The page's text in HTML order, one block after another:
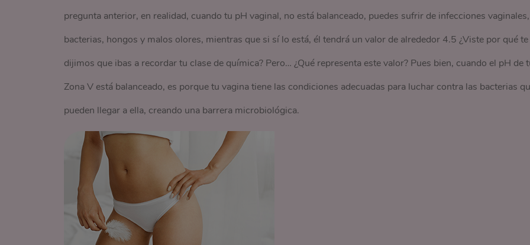
pregunta anterior, en realidad, cuando tu pH vaginal, no está balanceado, puedes sufrir de infecciones vaginales,
bacterias, hongos y malos olores, mientras que si sí lo está, él tendrá un valor de alrededor 4.5 ¿Viste por qué te
dijimos que ibas a recordar tu clase de química? Pero… ¿Qué representa este valor? Pues bien, cuando el pH de
Zona V está balanceado, es porque tu vagina tiene las condiciones adecuadas para luchar contra las bacterias
pueden llegar a ella, creando una barrera microbiológica.